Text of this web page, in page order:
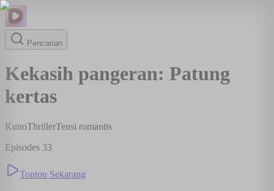
Pencarian
Kekasih pangeran: Patung
kertas
KunoThrillerTensi romantis
Episodes 33
Tonton Sekarang